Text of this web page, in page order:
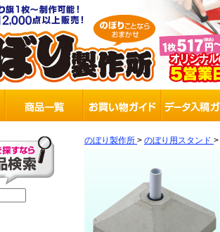
のぼり製作所 > のぼり用スタンド >